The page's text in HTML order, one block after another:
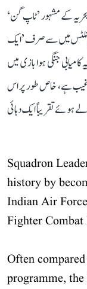
کے مشہور ’ٹاپ گن‘
پائلٹس میں سے صرف ’ایک
جنگی ہوا بازی میں
ہے، خاص طور پر اس
ہوئے تقریباً ایک دہائی
Squadron
history by
Indian Air
Fighter
Often compared
programme, the